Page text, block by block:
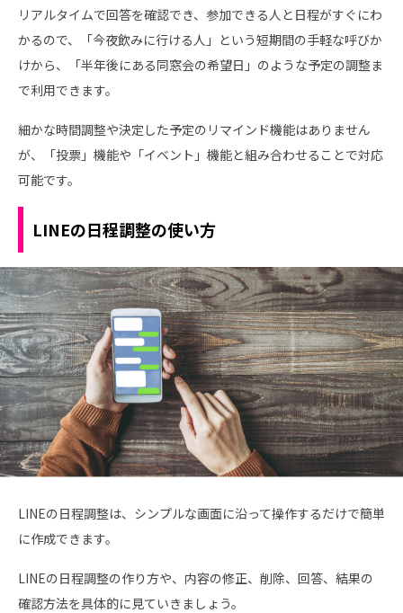
リアルタイムで回答を確認でき、参加できる人と日程がすぐにわ
かるので、「今夜飲みに行ける人」という短期間の手軽な呼びか
けから、「半年後にある同窓会の希望日」のような予定の調整ま
で利用できます。
細かな時間調整や決定した予定のリマインド機能はありません
が、「投票」機能や「イベント」機能と組み合わせることで対応
可能です。
LINEの日程調整の使い方
LINEの日程調整は、シンプルな画面に沿って操作するだけで簡単
に作成できます。
LINEの日程調整の作り方や、内容の修正、削除、回答、結果の
確認方法を具体的に見ていきましょう。